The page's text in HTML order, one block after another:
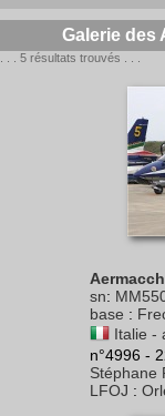
Galerie des
. . . 5 résultats trouvés . . .
sn:
base :
Italie -
n°4996 -
Stéphane
LFOJ :